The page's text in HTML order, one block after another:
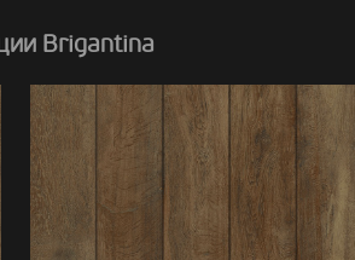
Brigantina